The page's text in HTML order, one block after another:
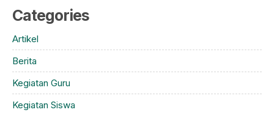
Categories
Artikel
Berita
Kegiatan Guru
Kegiatan Siswa